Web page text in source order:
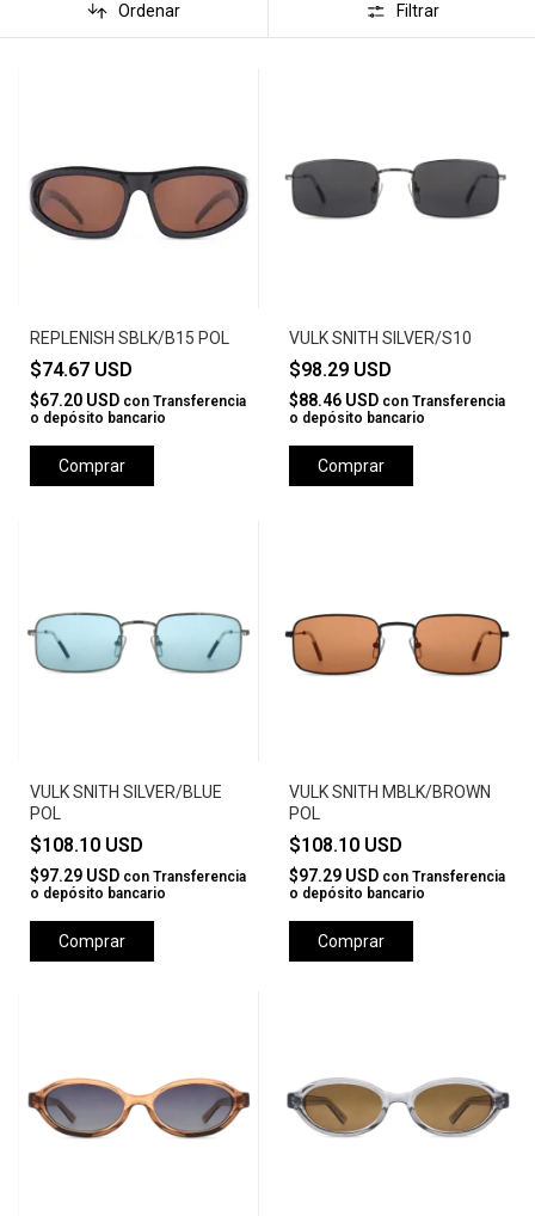
Ordenar Filtrar
REPLENISH SBLK/B15 POL
$74.67 USD
$67.20 USD con Transferencia
o depósito bancario
VULK SNITH SILVER/S10
$98.29 USD
$88.46 USD con Transferencia
o depósito bancario
Comprar
VULK SNITH SILVER/BLUE
POL
$108.10 USD
$97.29 USD con Transferencia
o depósito bancario
Comprar
VULK SNITH MBLK/BROWN
POL
$108.10 USD
$97.29 USD con Transferencia
o depósito bancario
Comprar